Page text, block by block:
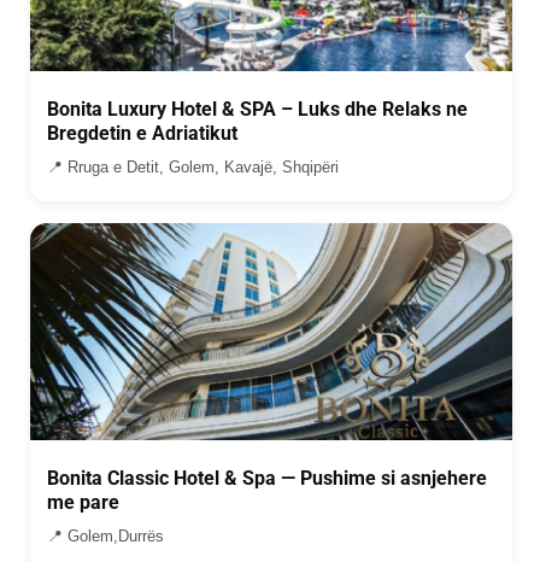
Bonita Luxury Hotel & SPA – Luks dhe Relaks ne
Bregdetin e Adriatikut
📍 Rruga e Detit, Golem, Kavajë, Shqipëri
Bonita Classic Hotel & Spa — Pushime si asnjehere
me pare
📍 Golem,Durrës